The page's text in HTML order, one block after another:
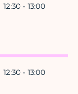
12:30 - 13:00
12:30 - 13:00